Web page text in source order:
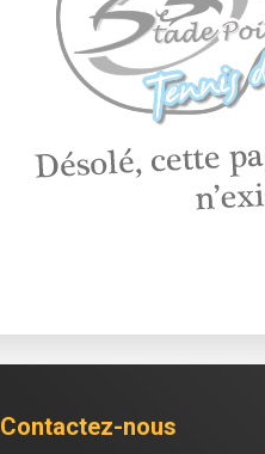
Contactez-nous